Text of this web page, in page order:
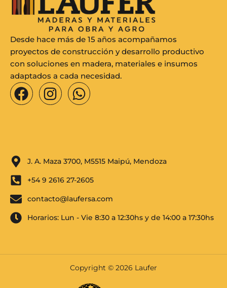
Desde hace más de 15 años acompañamos
proyectos de construcción y desarrollo productivo
con soluciones en madera, materiales e insumos
adaptados a cada necesidad.
F
a
o
o
k
I
n
g
r
a
m
W
h
a
p
p
J. A. Maza 3700, M5515 Maipú, Mendoza
+54 9 2616 27-2605
contacto@laufersa.com
Horarios: Lun - Vie 8:30 a 12:30hs y de 14:00 a 17:30hs
Copyright © 2026 Laufer